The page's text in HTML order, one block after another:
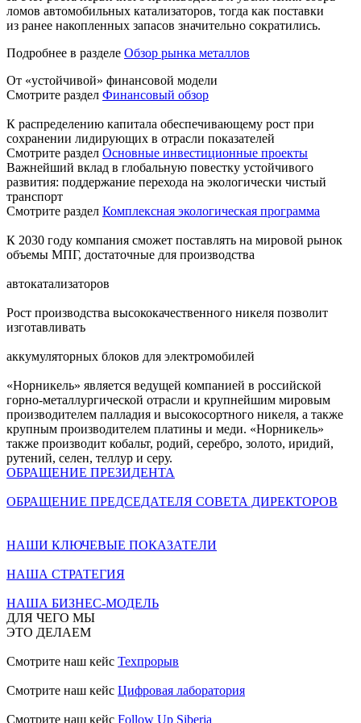
ломов автомобильных катализаторов, тогда как поставки
из ранее накопленных запасов значительно сократились.
Подробнее в разделе Обзор рынка металлов
От «устойчивой» финансовой модели
Смотрите раздел Финансовый обзор
К распределению капитала обеспечивающему рост при
сохранении лидирующих в отрасли показателей
Смотрите раздел Основные инвестиционные проекты
Важнейший вклад в глобальную повестку устойчивого
развития: поддержание перехода на экологически чистый
транспорт
Смотрите раздел Комплексная экологическая программа
К 2030 году компания сможет поставлять на мировой рынок
объемы МПГ, достаточные для производства
автокатализаторов
Рост производства высококачественного никеля позволит
изготавливать
аккумуляторных блоков для электромобилей
«Норникель» является ведущей компанией в российской
горно-металлургической отрасли и крупнейшим мировым
производителем палладия и высокосортного никеля, а также
крупным производителем платины и меди. «Норникель»
также производит кобальт, родий, серебро, золото, иридий,
рутений, селен, теллур и серу.
ОБРАЩЕНИЕ ПРЕЗИДЕНТА
ОБРАЩЕНИЕ ПРЕДСЕДАТЕЛЯ СОВЕТА ДИРЕКТОРОВ
НАШИ КЛЮЧЕВЫЕ ПОКАЗАТЕЛИ
НАША СТРАТЕГИЯ
НАША БИЗНЕС-МОДЕЛЬ
ДЛЯ ЧЕГО МЫ
ЭТО ДЕЛАЕМ
Смотрите наш кейс Техпрорыв
Смотрите наш кейс Цифровая лаборатория
Смотрите наш кейс Follow Up Siberia